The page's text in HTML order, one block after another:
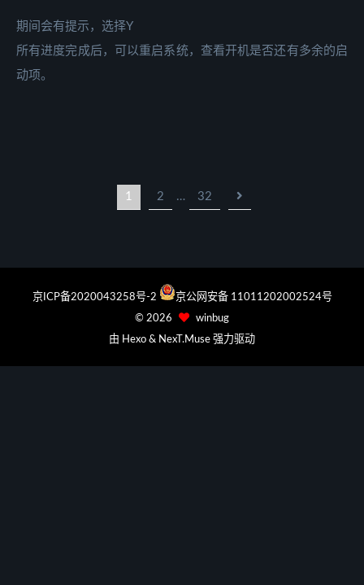
期间会有提示，选择Y
所有进度完成后，可以重启系统，查看开机是否还有多余的启
动项。
1 2 … 32
京ICP备2020043258号-2
京公网安备 11011202002524号
© 2026
winbug
由 Hexo & NexT.Muse 强力驱动